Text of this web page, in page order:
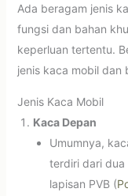
Ada beragam jenis
fungsi dan bahan
keperluan tertentu.
jenis kaca mobil dan
Jenis Kaca Mobil
Kaca Depan
Umumnya,
terdiri dari dua
lapisan PVB (